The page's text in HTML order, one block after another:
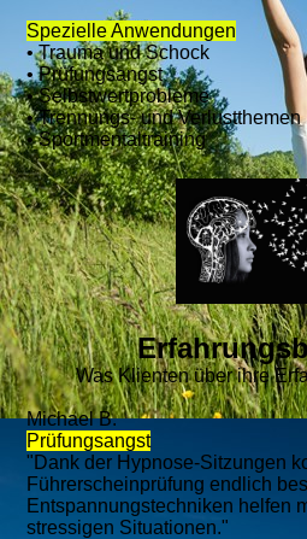
Spezielle Anwendungen
• Trauma und Schock
• Prüfungsangst
• Selbstwertprobleme
• Trennungs- und Verlustthemen
• Sportmentaltraining
Was Klienten über ihre
Michael B.
Prüfungsangst
"Dank der Hypnose-Sitzungen
Führerscheinprüfung endlich
Entspannungstechniken helfen
stressigen Situationen."